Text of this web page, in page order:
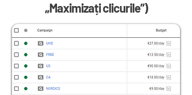
„Maximizați clicurile”)